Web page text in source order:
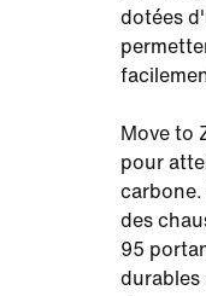
dotées
Move to
pour
des
95
durables